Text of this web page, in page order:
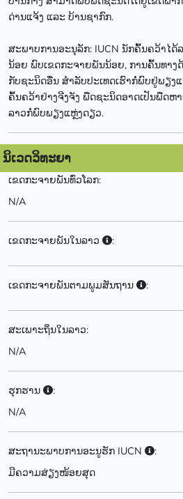
ດ່ານແຈ້ງ ແລະ ບ້ານຊາກົກ.
ສະພາບການອະນຸລັກ: IUCN ນັກຄົ້ນຄວ້າໄດ້
ນ້ອຍ ພົບເຂດກະຈາຍພັນນ້ອຍ, ການຄົ້ນທາ
ກັບຊະນິດອື່ນ ສຳລັບປະເທດເຮົາກໍ່ພົບຢູ່ພຽງ
ຄົ້ນຄວ້າຢ່າງຈີງຈັງ ພືດຊະນິດອາດເປັນພືດຫ
ລາວກໍ່ພົບພຽງແຫຼ່ງດຽວ.
ນິເວດວິທະຍາ
ເຂດກະຈາຍພັນທົ່ວໂລກ:
N/A
ເຂດກະຈາຍພັນໃນລາວ :
ເຂດກະຈາຍພັນຕາມພູມສັນຖານ :
ສະເພາະຖິ່ນໃນລາວ:
N/A
ຮຸກຮານ
:
N/A
ສະຖານະພາບການອະນູຮັກ IUCN
:
ມີຄວາມສ່ຽງໜ້ອຍສຸດ